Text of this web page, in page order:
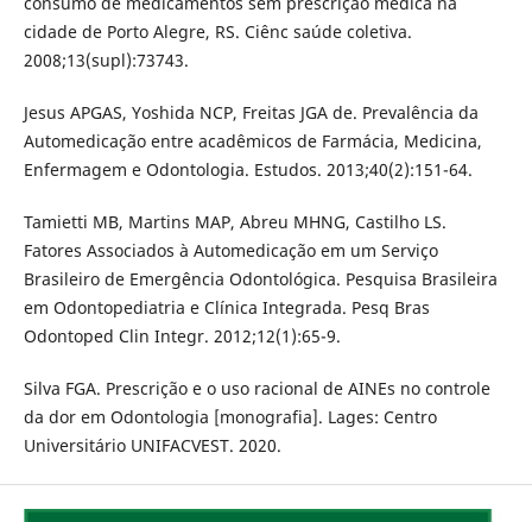
cidade de Porto Alegre, RS. Ciênc saúde coletiva.
2008;13(supl):73743.
Jesus APGAS, Yoshida NCP, Freitas JGA de. Prevalência da
Automedicação entre acadêmicos de Farmácia, Medicina,
Enfermagem e Odontologia. Estudos. 2013;40(2):151-64.
Tamietti MB, Martins MAP, Abreu MHNG, Castilho LS.
Fatores Associados à Automedicação em um Serviço
Brasileiro de Emergência Odontológica. Pesquisa Brasileira
em Odontopediatria e Clínica Integrada. Pesq Bras
Odontoped Clin Integr. 2012;12(1):65-9.
Silva FGA. Prescrição e o uso racional de AINEs no controle
da dor em Odontologia [monografia]. Lages: Centro
Universitário UNIFACVEST. 2020.